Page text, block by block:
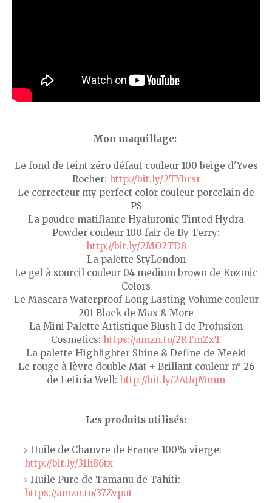
Mon maquillage:
Le fond de teint zéro défaut couleur 100 beige d'Yves
Rocher: http://bit.ly/2TYbrsr
Le correcteur my perfect color couleur porcelain de
PS
La poudre matifiante Hyaluronic Tinted Hydra
Powder couleur 100 fair de By Terry:
http://bit.ly/2MO2TD8
La palette StyLondon
Le gel à sourcil couleur 04 medium brown de Kozmic
Colors
Le Mascara Waterproof Long Lasting Volume couleur
201 Black de Max & More
La Mini Palette Artistique Blush I de Profusion
Cosmetics: https://amzn.to/2RTmZxT
La palette Highlighter Shine & Define de Meeki
Le rouge à lèvre double Mat + Brillant couleur n° 26
de Leticia Well: http://bit.ly/2AUqMmm
Les produits utilisés:
Huile de Chanvre de France 100% vierge:
http://bit.ly/31h86tx
Huile Pure de Tamanu de Tahiti:
https://amzn.to/37Zvput